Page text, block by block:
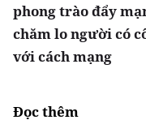
phong trào đẩy
chăm lo người có
với cách mạng
Đọc thêm